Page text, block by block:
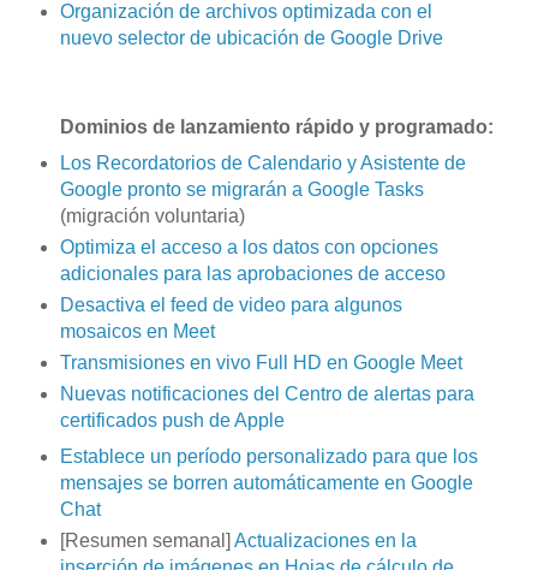
Organización de archivos optimizada con el
nuevo selector de ubicación de Google Drive
Dominios de lanzamiento rápido y programado:
Los Recordatorios de Calendario y Asistente de
Google pronto se migrarán a Google Tasks
(migración voluntaria)
Optimiza el acceso a los datos con opciones
adicionales para las aprobaciones de acceso
Desactiva el feed de video para algunos
mosaicos en Meet
Transmisiones en vivo Full HD en Google Meet
Nuevas notificaciones del Centro de alertas para
certificados push de Apple
Establece un período personalizado para que los
mensajes se borren automáticamente en Google
Chat
[Resumen semanal] Actualizaciones en la